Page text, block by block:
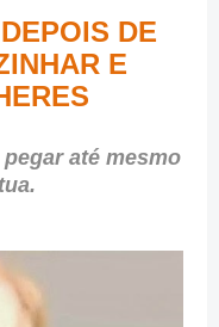
DE
E
até mesmo